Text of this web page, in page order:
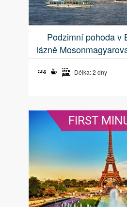
Podzimní pohoda v
lázně
centru
Délka: 2 dny
FIRST